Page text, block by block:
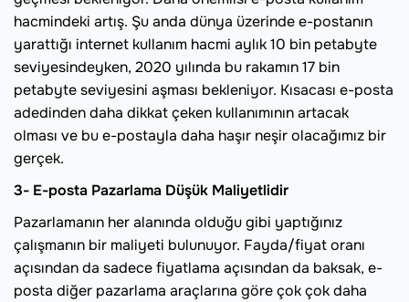
hacmindeki artış. Şu anda dünya üzerinde e-postanın
yarattığı internet kullanım hacmi aylık 10 bin petabyte
seviyesindeyken, 2020 yılında bu rakamın 17 bin
petabyte seviyesini aşması bekleniyor. Kısacası e-posta
adedinden daha dikkat çeken kullanımının artacak
olması ve bu e-postayla daha haşır neşir olacağımız bir
gerçek.
3- E-posta Pazarlama Düşük Maliyetlidir
Pazarlamanın her alanında olduğu gibi yaptığınız
çalışmanın bir maliyeti bulunuyor. Fayda/fiyat oranı
açısından da sadece fiyatlama açısından da baksak, e-
posta diğer pazarlama araçlarına göre çok çok daha